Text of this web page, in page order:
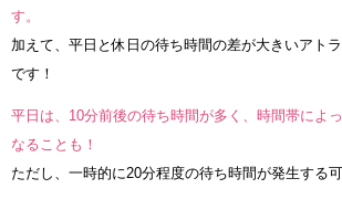
す。
加えて、平日と休日の待ち時間の差が大きいアト
です！
平日は、10分前後の待ち時間が多く、時間帯によ
なることも！
ただし、一時的に20分程度の待ち時間が発生する